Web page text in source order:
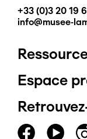
+33 (0)3 20 19
info@musee-
Pied
de
page
Espace